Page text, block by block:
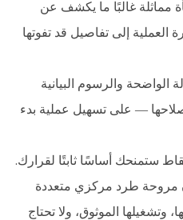
مماثلة غالبًا ما يكشف عن
العملية إلى تفاصيل قد تفوتها
الواضحة والرسوم البيانية
— على تسهيل عملية بدء
ستمنحك أساسًا ثابتًا لقرارك.
مروحة طرد مركزي متعددة
وتشغيلها الموثوق، ولا تحتاج